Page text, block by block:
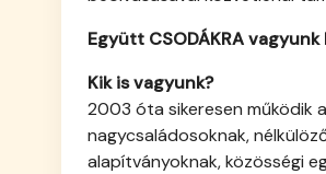
Együtt CSODÁKRA
Kik is vagyunk?
2003 óta sikeresen működik
nagycsaládosoknak,
alapítványoknak, közösségi